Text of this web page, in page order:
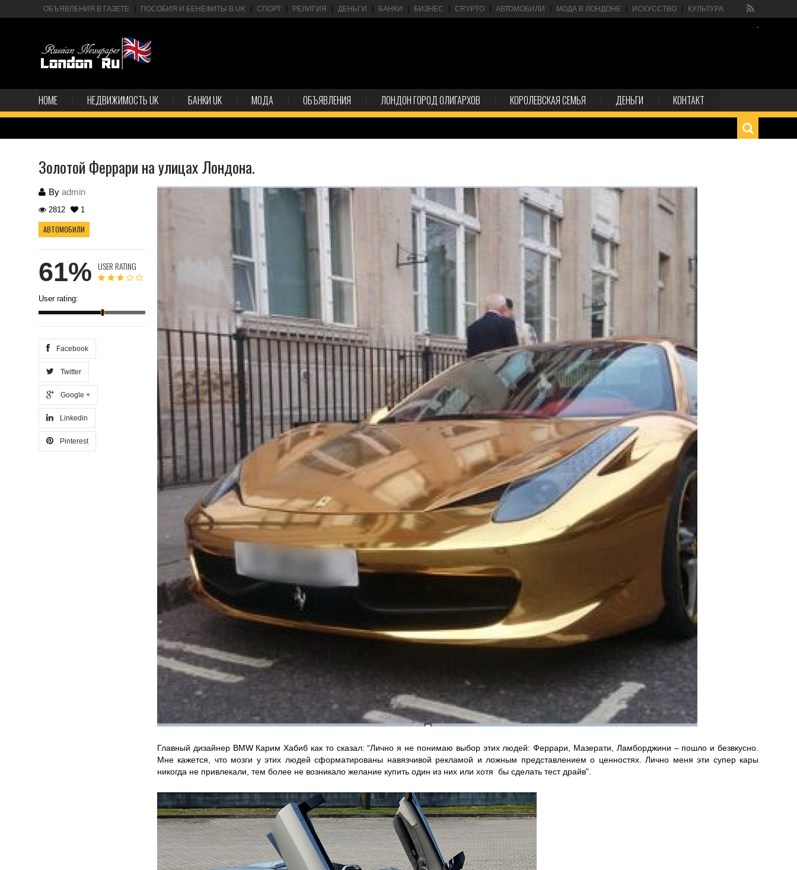
ОБЪЯВЛЕНИЯ В ГАЗЕТЕ ПОСОБИЯ И БЕНЕФИТЫ В UK СПОРТ РЕЛИГИЯ ДЕНЬГИ БАНКИ БИЗНЕС CRYPTO АВТОМОБИЛИ МОДА В ЛОНДОНЕ ИСКУССТВО КУЛЬТУРА
HOME НЕДВИЖИМОСТЬ UK БАНКИ UK МОДА ОБЪЯВЛЕНИЯ ЛОНДОН ГОРОД ОЛИГАРХОВ КОРОЛЕВСКАЯ СЕМЬЯ ДЕНЬГИ КОНТАКТ
Золотой Феррари на улицах Лондона.
By admin
2812 1
АВТОМОБИЛИ
61% USER RATING
User rating:
Facebook
Twitter
Google +
Linkedin
Pinterest
Главный дизайнер BMW Карим Хабиб как то сказал: “Лично я не понимаю выбор этих людей: Феррари, Мазерати, Ламборджини – пошло и безвкусно.
Мне кажется, что мозги у этих людей сформатированы навязчивой рекламой и ложным представлением о ценностях. Лично меня эти супер кары
никогда не привлекали, тем более не возникало желание купить один из них или хотя бы сделать тест драйв”.